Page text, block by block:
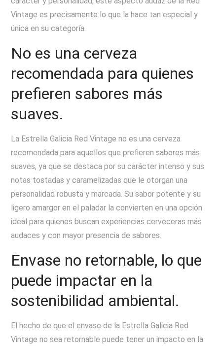
Vintage es precisamente lo que la hace tan especial y
única en su categoría.
No es una cerveza
recomendada para quienes
prefieren sabores más
suaves.
La Estrella Galicia Red Vintage no es una cerveza
recomendada para aquellos que prefieren sabores más
suaves, ya que se destaca por su carácter intenso y sus
notas tostadas y caramelizadas que le otorgan una
personalidad robusta y marcada. Su sabor potente y su
ligero amargor en el paladar la convierten en una opción
ideal para quienes buscan experiencias cerveceras más
audaces y con mayor presencia de sabores.
Envase no retornable, lo que
puede impactar en la
sostenibilidad ambiental.
El hecho de que el envase de la Estrella Galicia Red
Vintage no sea retornable puede tener un impacto en la